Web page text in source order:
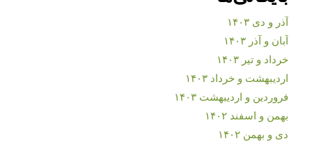
آذر و دی ۱۴۰۳
آبان و آذر ۱۴۰۳
خرداد و تیر ۱۴۰۳
اردیبهشت و خرداد ۱۴۰۳
فروردین و اردیبهشت ۱۴۰۳
بهمن و اسفند ۱۴۰۲
دی و بهمن ۱۴۰۲